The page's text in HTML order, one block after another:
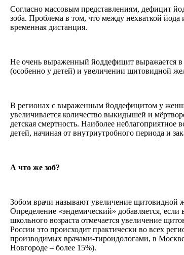
Согласно массовым представлениям, дефицит
зоба. Проблема в том, что между нехваткой йода
временная дистанция.
Не очень выраженный йоддефицит выражается
(особенно у детей) и увеличении щитовидной
В регионах с выраженным йоддефицитом у
увеличивается количество выкидышей и
детская смертность. Наиболее неблагоприятное
детей, начиная от внутриутробного периода и
А что же зоб?
Зобом врачи называют увеличение щитовидной
Определение «эндемический» добавляется,
школьного возраста отмечается увеличение
России это происходит практически во всех
производимых врачами-тироидологами, в
Новгороде – более 15%).